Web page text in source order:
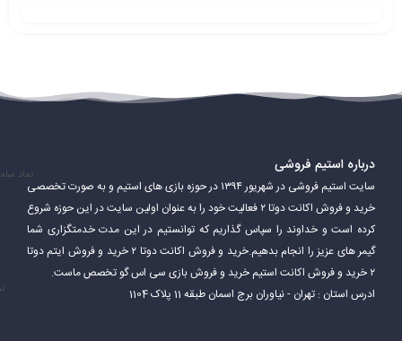
قهرمان دارای توانایی‌ها، قدرت‌ها و ضعف‌های منحصر به فرد خود است.
کنند.
دوتا 2 یک بازی بسیار پیچیده و عمیق است. بازیکنان باید مهارت‌های
مختلفی مانند هدف‌گیری، کار تیمی، استراتژی و مدیریت منابع را برای
موفقیت در بازی تقویت کنند.
درباره استیم فروشی
سایت استیم فروشی در شهریور ۱۳۹۴ در حوزه بازی های استیم و به صورت تخصصی
خرید و فروش اکانت دوتا ۲ فعالیت خود را به عنوان اولین سایت در این حوزه شروع
کرده است و خداوند را سپاس گذاریم که توانستیم در این مدت خدمتگزاری شما
گیمر های عزیز را انجام بدهیم.خرید و فروش اکانت دوتا ۲ خرید و فروش ایتم دوتا
۲ خرید و فروش اکانت استیم خرید و فروش بازی سی اس گو تخصص ماست.
ادرس استان : تهران - نیاوران برج اسمان طبقه 11 پلاک 1104
نماد